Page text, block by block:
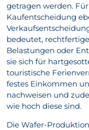
getragen werden.
Kaufentscheidung
bedeutet,
Belastungen oder
sie sich für
touristische
festes Einkommen
nachweisen und
wie hoch diese sind.
Die Wafer-